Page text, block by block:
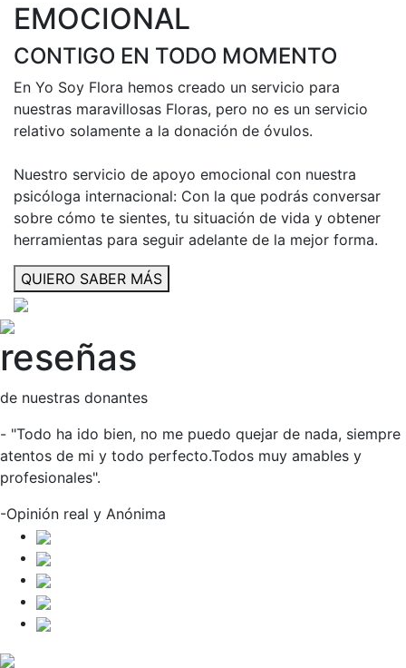
EMOCIONAL
CONTIGO EN TODO MOMENTO
En Yo Soy Flora hemos creado un servicio para
nuestras maravillosas Floras, pero no es un servicio
relativo solamente a la donación de óvulos.
Nuestro servicio de apoyo emocional con nuestra
psicóloga internacional: Con la que podrás conversar
sobre cómo te sientes, tu situación de vida y obtener
herramientas para seguir adelante de la mejor forma.
QUIERO SABER MÁS
reseñas
de nuestras donantes
- "Todo ha ido bien, no me puedo quejar de nada, siempre
atentos de mi y todo perfecto.Todos muy amables y
profesionales".
-Opinión real y Anónima